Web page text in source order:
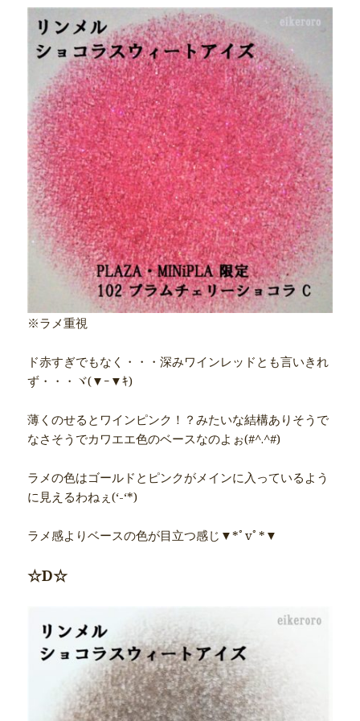
※ラメ重視
ド赤すぎでもなく・・・深みワインレッドとも言いきれ
ず・・・ヾ(▼ｰ▼ｷ)ゝ
薄くのせるとワインピンク！？みたいな結構ありそうで
なさそうでカワエエ色のベースなのよぉ(#^.^#)
ラメの色はゴールドとピンクがメインに入っているよう
に見えるわねぇ(‘-‘*)
ラメ感よりベースの色が目立つ感じ▼*ﾟvﾟ*▼
☆D☆